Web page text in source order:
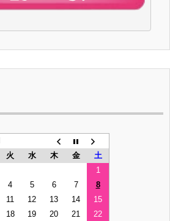
火 水 木 金
土
1
4 5 6 7
8
11 12 13 14
15
18 19 20 21
22